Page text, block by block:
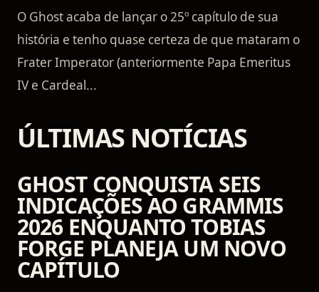
O Ghost acaba de lançar o 25º capítulo de sua
história e tenho quase certeza de que mataram o
Frater Imperator (anteriormente Papa Emeritus
IV e Cardeal...
ÚLTIMAS NOTÍCIAS
GHOST CONQUISTA SEIS
INDICAÇÕES AO GRAMMIS
2026 ENQUANTO TOBIAS
FORGE PLANEJA UM NOVO
CAPÍTULO